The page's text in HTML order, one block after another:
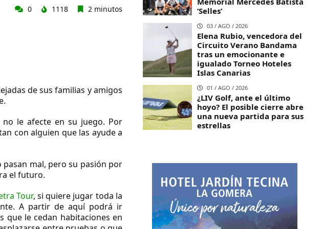
0 1118 2 minutos
de sus familias y amigos
le afecte en su juego. Por
con alguien que las ayude a
mal, pero su pasión por
el futuro.
Tour, si quiere jugar toda la
A partir de aquí podrá ir
que le cedan habitaciones en
‘Selles’
03 / AGO / 2026
Elena Rubio, vencedora del
Circuito Verano Bandama
tras un emocionante e
igualado Torneo Hoteles
Islas Canarias
01 / AGO / 2026
¿LIV Golf, ante el último
hoyo? El posible cierre abre
una nueva partida para sus
estrellas